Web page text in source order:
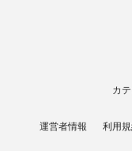
カ
運営者情報 利用